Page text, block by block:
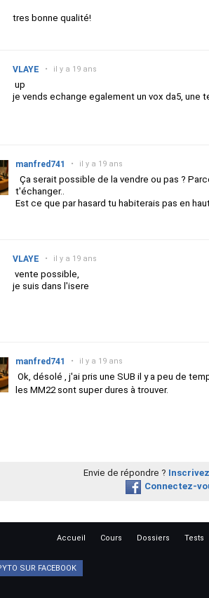
tres bonne qualité!
VLAYE • il y a 19 ans
up
je vends echange egalement un vox da5, une
manfred741 • il y a 19 ans
Ça serait possible de la vendre ou pas ?
t'échanger..
Est ce que par hasard tu habiterais pas en
VLAYE • il y a 19 ans
vente possible,
je suis dans l'isere
manfred741 • il y a 19 ans
Ok, désolé , j'ai pris une SUB il y a peu de
les MM22 sont super dures à trouver.
Envie de répondre ?
Connectez-
Accueil Cours Dossiers Tests
SUR FACEBOOK